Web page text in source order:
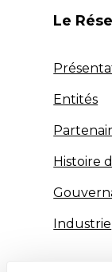
Le
Entités
Histoire
Industrie